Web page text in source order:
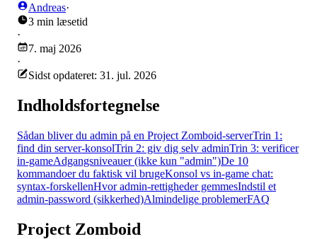
Andreas·
3 min læsetid
·
7. maj 2026
·
Sidst opdateret: 31. jul. 2026
Indholdsfortegnelse
Sådan bliver du admin på en Project Zomboid-serverTrin 1:
find din server-konsolTrin 2: giv dig selv adminTrin 3: verificer
in-gameAdgangsniveauer (ikke kun "admin")De 10
kommandoer du faktisk vil brugeKonsol vs in-game chat:
syntax-forskellenHvor admin-rettigheder gemmesIndstil et
admin-password (sikkerhed)Almindelige problemerFAQ
Project Zomboid